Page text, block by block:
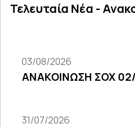
Τελευταία Νέα -
03/08/2026
ΑΝΑΚΟΙΝΩΣΗ ΣΟΧ
31/07/2026